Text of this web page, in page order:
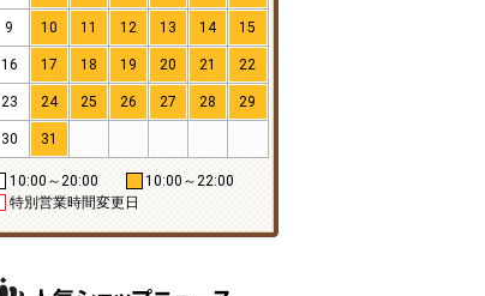
9 10 11 12 13 14 15
16 17 18 19 20 21 22
23 24 25 26 27 28 29
30 31
10:00～20:00
10:00～22:00
特別営業時間変更日